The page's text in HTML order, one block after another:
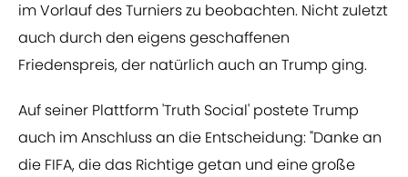
im Vorlauf des Turniers zu beobachten. Nicht zuletzt
auch durch den eigens geschaffenen
Friedenspreis, der natürlich auch an Trump ging.
Auf seiner Plattform 'Truth Social' postete Trump
auch im Anschluss an die Entscheidung: "Danke an
die FIFA, die das Richtige getan und eine große